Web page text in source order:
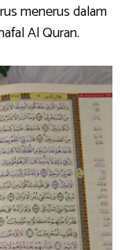
menerus dalam
Al Quran.